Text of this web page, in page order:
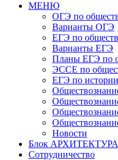
МЕНЮ
ОГЭ по
Варианты ОГЭ
ЕГЭ по
Варианты ЕГЭ
Планы ЕГЭ по
ЭССЕ по
ЕГЭ по истории
Новости
Блок АРХИТЕКТУРА
Сотрудничество